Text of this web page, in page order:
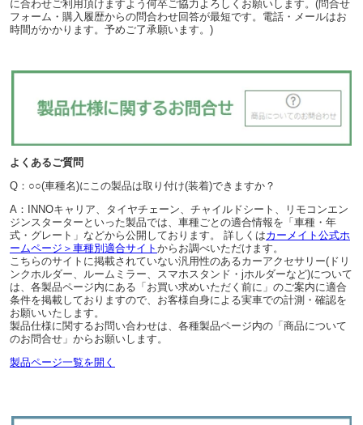
に合わせご利用頂けますよう何卒ご協力よろしくお願いします。(問合せ
フォーム・購入履歴からの問合わせ回答が最短です。電話・メールはお
時間がかかります。予めご了承願います。)
よくあるご質問
Q：○○(車種名)にこの製品は取り付け(装着)できますか？
A：INNOキャリア、タイヤチェーン、チャイルドシート、リモコンエン
ジンスターターといった製品では、車種ごとの適合情報を「車種・年
式・グレート」などから公開しております。 詳しくはカーメイト公式ホ
ームページ＞車種別適合サイト からお調べいただけます。
こちらのサイトに掲載されていない汎用性のあるカーアクセサリー(ドリ
ンクホルダー、ルームミラー、スマホスタンド・jホルダーなど)について
は、各製品ページ内にある「お買い求めいただく前に」のご案内に適合
条件を掲載しておりますので、お客様自身による実車での計測・確認を
お願いいたします。
製品仕様に関するお問い合わせは、各種製品ページ内の「商品について
のお問合せ」からお願いします。
製品ページ一覧を開く